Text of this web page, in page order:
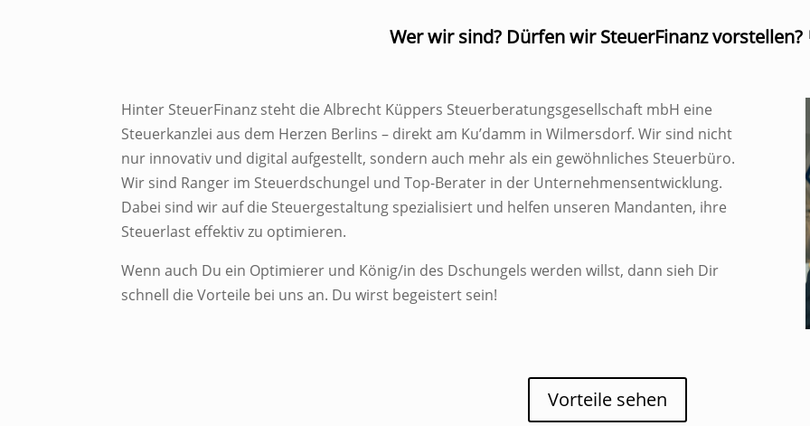
Wer wir sind? Dürfen wir SteuerFinanz vorstellen?
Hinter SteuerFinanz steht die Albrecht Küppers Steuerberatungsgesellschaft mbH eine
Steuerkanzlei aus dem Herzen Berlins – direkt am Ku’damm in Wilmersdorf. Wir sind nicht
nur innovativ und digital aufgestellt, sondern auch mehr als ein gewöhnliches Steuerbüro.
Wir sind Ranger im Steuerdschungel und Top-Berater in der Unternehmensentwicklung.
Dabei sind wir auf die Steuergestaltung spezialisiert und helfen unseren Mandanten, ihre
Steuerlast effektiv zu optimieren.
Wenn auch Du ein Optimierer und König/in des Dschungels werden willst, dann sieh Dir
schnell die Vorteile bei uns an. Du wirst begeistert sein!
Vorteile sehen